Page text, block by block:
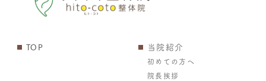
TOP 当院紹介
初めての方へ
院長挨拶